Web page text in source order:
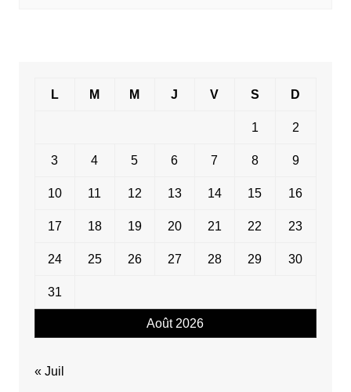
Août 2026
L M M J V S D
1 2
3 4 5 6 7 8 9
10 11 12 13 14 15 16
17 18 19 20 21 22 23
24 25 26 27 28 29 30
31
« Juil